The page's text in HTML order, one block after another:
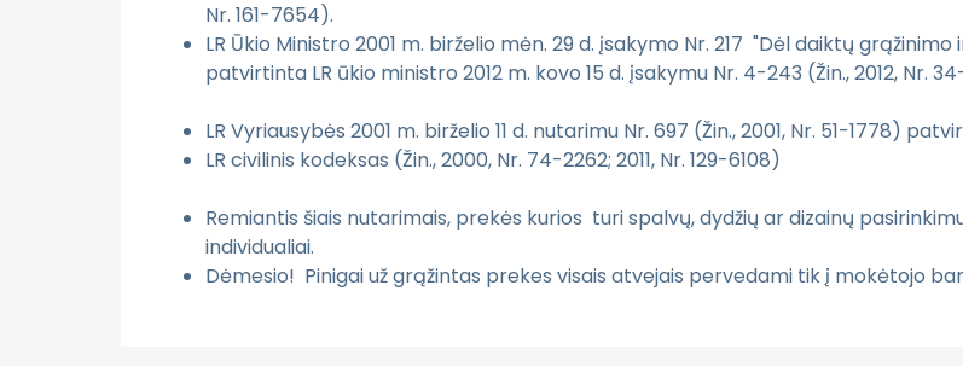
Nr. 161-7654).
LR Ūkio Ministro 2001 m. birželio mėn. 29 d. įsakymo Nr. 217 "Dėl daiktų
patvirtinta LR ūkio ministro 2012 m. kovo 15 d.
LR Vyriausybės 2001 m. birželio 11 d. nutarimu Nr. 697 (Žin., 2001, Nr. 51-1778)
LR civilinis kodeksas (Žin., 2000, Nr.
Remiantis šiais nutarimais, prekės kurios turi spalvų, dydžių ar dizainų
individualiai.
Dėmesio! Pinigai už grąžintas prekes visais atvejais pervedami tik į mokėtojo